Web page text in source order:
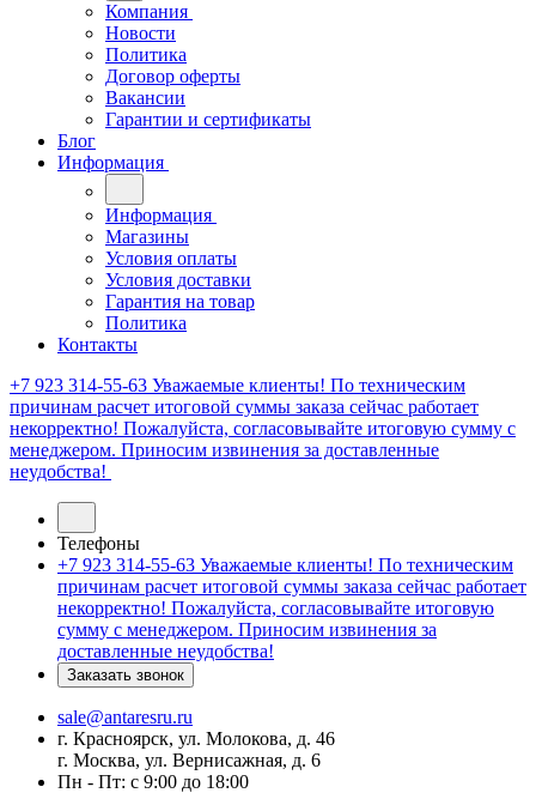
Компания
Новости
Политика
Договор оферты
Вакансии
Гарантии и сертификаты
Блог
Информация
Информация
Магазины
Условия оплаты
Условия доставки
Гарантия на товар
Политика
Контакты
+7 923 314-55-63 Уважаемые клиенты! По техническим
причинам расчет итоговой суммы заказа сейчас работает
некорректно! Пожалуйста, согласовывайте итоговую сумму с
менеджером. Приносим извинения за доставленные
неудобства!
Телефоны
+7 923 314-55-63 Уважаемые клиенты! По техническим
причинам расчет итоговой суммы заказа сейчас работает
некорректно! Пожалуйста, согласовывайте итоговую
сумму с менеджером. Приносим извинения за
доставленные неудобства!
Заказать звонок
sale@antaresru.ru
г. Красноярск, ул. Молокова, д. 46
г. Москва, ул. Вернисажная, д. 6
Пн - Пт: с 9:00 до 18:00